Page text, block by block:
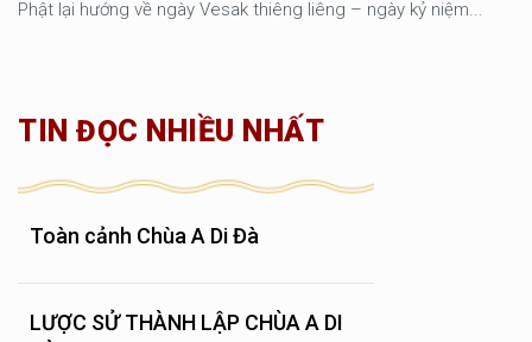
Phật lại hướng về ngày Vesak thiêng liêng – ngày kỷ niệm...
TIN ĐỌC NHIỀU NHẤT
Toàn cảnh Chùa A Di Đà
LƯỢC SỬ THÀNH LẬP CHÙA A DI